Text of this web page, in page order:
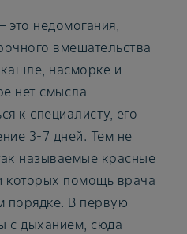
это недомогания,
вмешательства
насморке и
нет смысла
к специалисту, его
3-7 дней. Тем не
называемые красные
которых помощь врача
порядке. В первую
с дыханием, сюда